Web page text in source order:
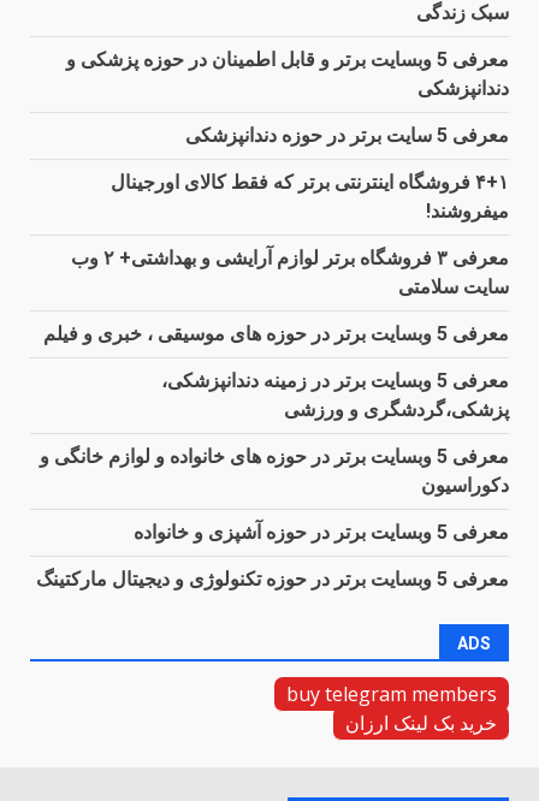
سبک زندگی
معرفی 5 وبسایت برتر و قابل اطمینان در حوزه پزشکی و
دندانپزشکی
معرفی 5 سایت برتر در حوزه دندانپزشکی
۴+۱ فروشگاه اینترنتی برتر که فقط کالای اورجینال
میفروشند!
معرفی ۳ فروشگاه برتر لوازم آرایشی و بهداشتی+ ۲ وب
سایت سلامتی
معرفی 5 وبسایت برتر در حوزه های موسیقی ، خبری و فیلم
معرفی 5 وبسایت برتر در زمینه دندانپزشکی،
پزشکی،گردشگری و ورزشی
معرفی 5 وبسایت برتر در حوزه های خانواده و لوازم خانگی و
دکوراسیون
معرفی 5 وبسایت برتر در حوزه آشپزی و خانواده
معرفی 5 وبسایت برتر در حوزه تکنولوژی و دیجیتال مارکتینگ
ADS
buy telegram members
خرید بک لینک ارزان